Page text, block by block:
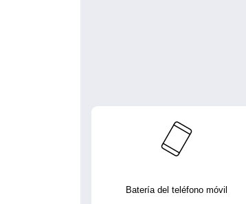
Batería del teléfono móvil